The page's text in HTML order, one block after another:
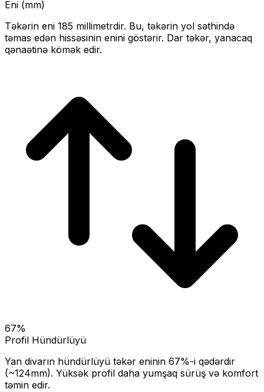
Eni (mm)
Təkərin eni 185 millimetrdir. Bu, təkərin yol səthində
təmas edən hissəsinin enini göstərir. Dar təkər, yanacaq
qənaətinə kömək edir.
67%
Profil Hündürlüyü
Yan divarın hündürlüyü təkər eninin 67%-i qədərdir
(~124mm). Yüksək profil daha yumşaq sürüş və komfort
təmin edir.